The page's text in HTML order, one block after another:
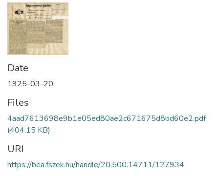
Date
1925-03-20
Files
4aad7613698e9b1e05ed80ae2c671675d8bd60e2.pdf
(404.15 KB)
URI
https://bea.fszek.hu/handle/20.500.14711/127934